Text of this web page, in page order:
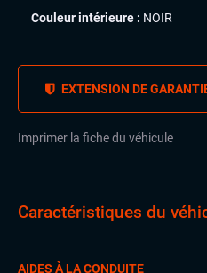
Couleur intérieure : NOIR
EXTENSION DE
Imprimer la fiche du véhicule
Caractéristiques du
AIDES À LA CONDUITE